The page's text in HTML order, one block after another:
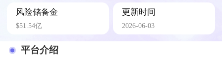
风险储备金
$51.54亿
更新时间
2026-06-03
平台介绍